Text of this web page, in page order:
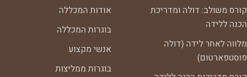
קורס משולב: דולה ומדריכת
הכנה ללידה
מלווה לאחר לידה (דולה
פוסטפארטום)
אודות המכללה
בוגרות המכללה
אנשי מקצוע
בוגרות ממליצות